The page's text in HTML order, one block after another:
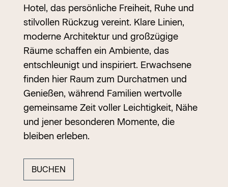
Hotel, das persönliche Freiheit, Ruhe und
stilvollen Rückzug vereint. Klare Linien,
moderne Architektur und großzügige
Räume schaffen ein Ambiente, das
entschleunigt und inspiriert. Erwachsene
finden hier Raum zum Durchatmen und
Genießen, während Familien wertvolle
gemeinsame Zeit voller Leichtigkeit, Nähe
und jener besonderen Momente, die
bleiben erleben.
BUCHEN